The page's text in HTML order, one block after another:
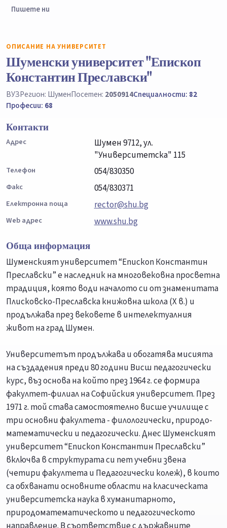
Пишете ни
ОПИСАНИЕ НА УНИВЕРСИТЕТ
Шуменски университет "Епископ
Константин Преславски"
ВУЗРегион: ШуменПосетен: 2050914Специалности: 82
Професии: 68
Контакти
Адрес
Шумен 9712, ул.
"Университетска" 115
Телефон 054/830350
Факс 054/830371
Електронна поща rector@shu.bg
Web адрес
www.shu.bg
Обща информация
Шуменският университет “Епископ Константин
Преславски” е наследник на многовековна просветна
традиция, която води началото си от знаменитата
Плисковско-Преславска книжовна школа (Х в.) и
продължава през вековете в интелектуалния
живот на град Шумен.
Университетът продължава и обогатява мисията
на създадения преди 80 години Висш педагогически
курс, въз основа на който през 1964 г. се формира
факултет-филиал на Софийския университет. През
1971 г. той става самостоятелно висше училище с
три основни факултета - филологически, природо-
математически и педагогически. Днес Шуменският
университет “Епископ Константин Преславски”
включва в структурата си пет учебни звена
(четири факултета и Педагогически колеж), в които
са обхванати основните области на класическата
университетска наука в хуманитарното,
природоматематическото и педагогическото